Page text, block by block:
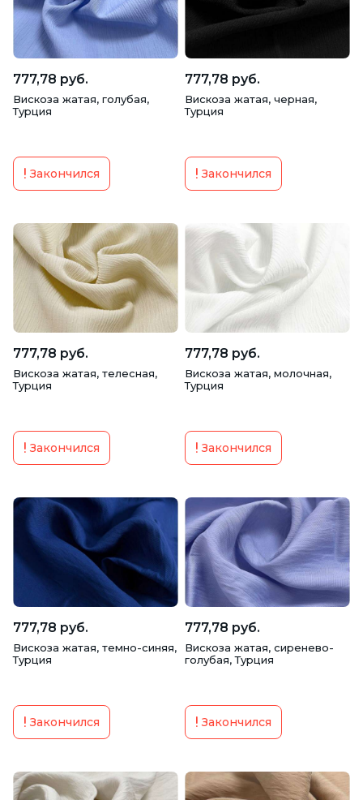
777,78 руб.
Вискоза жатая, голубая,
Турция
Закончился
777,78 руб.
Вискоза жатая, черная,
Турция
Закончился
777,78 руб.
Вискоза жатая, телесная,
Турция
Закончился
777,78 руб.
Вискоза жатая, молочная,
Турция
Закончился
777,78 руб.
Вискоза жатая, темно-синяя,
Турция
Закончился
777,78 руб.
Вискоза жатая, сиренево-
голубая, Турция
Закончился